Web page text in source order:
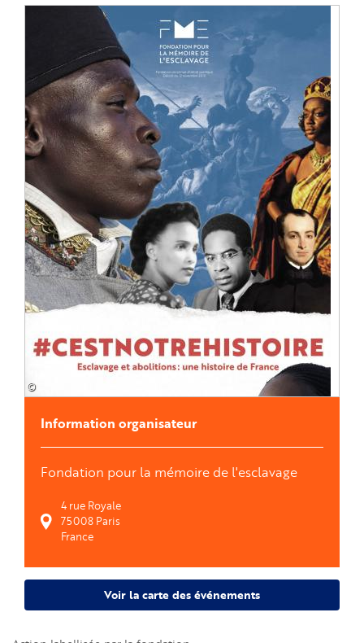
©
Information organisateur
Fondation pour la mémoire de l'esclavage
4 rue Royale
75008 Paris
France
Voir la carte des événements